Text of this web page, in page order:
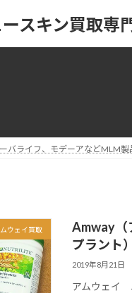
スキン買取専
バライフ、モデーアなどMLM
ムウェイ買取
Amway（
プラント
2019年8月21日
アムウェイ